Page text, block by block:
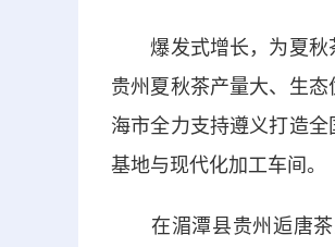
爆发式增长，为夏秋茶
贵州夏秋茶产量大、生
海市全力支持遵义打造
基地与现代化加工车间。
在湄潭县贵州逅唐茶